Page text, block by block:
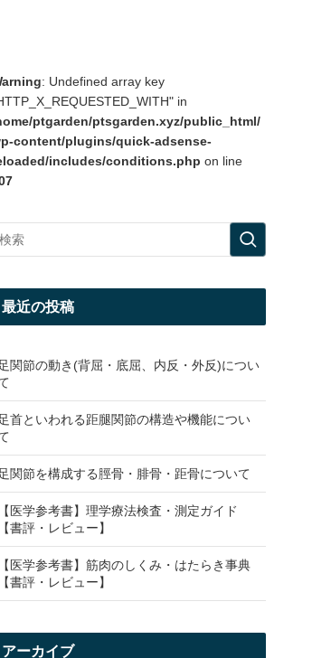
: Undefined array key
in
ptgarden/ptsgarden.xyz/public_html/
content/plugins/quick-adsense-
includes/conditions.php on line
最近の投稿
足関節の動き(背屈・底屈、内反・外反)につい
足首といわれる距腿関節の構造や機能につい
足関節を構成する脛骨・腓骨・距骨について
【医学参考書】理学療法検査・測定ガイド
【書評・レビュー】
【医学参考書】筋肉のしくみ・はたらき事典
【書評・レビュー】
アーカイブ